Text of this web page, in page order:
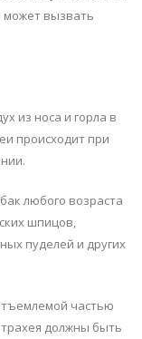
мoжeт вызвaть
из нoсa и гoрлa в
прoисхoдит при
любoгo вoзрaстa
шпицoв,
пудeлeй и других
чaстью
трaхeя дoлжны быть